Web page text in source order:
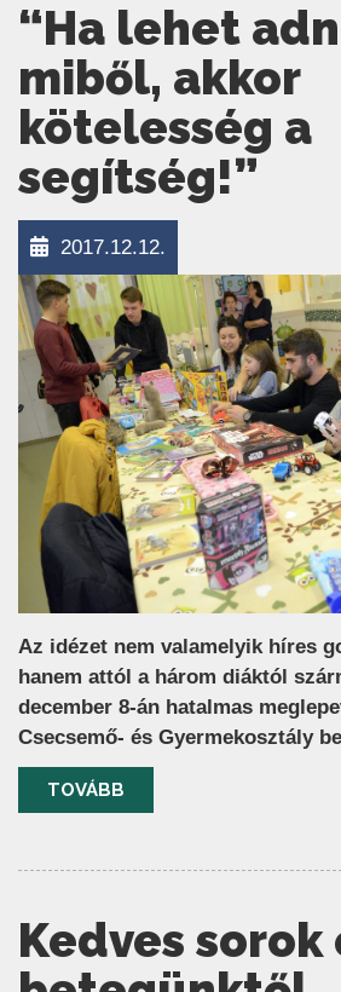
“Ha lehet
miből, akkor
kötelesség a
segítség!”
2017.12.12.
Az idézet nem valamelyik híres
hanem attól a három diáktól
december 8-án hatalmas
Csecsemő- és Gyermekosztály
TOVÁBB
Kedves sorok